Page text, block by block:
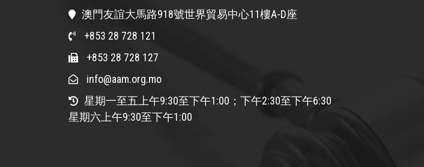
澳門友誼大馬路918號世界貿易中心11樓A-D座
+853 28 728 121
+853 28 728 127
info@aam.org.mo
星期一至五上午9:30至下午1:00；下午2:30至下午6:30
星期六上午9:30至下午1:00